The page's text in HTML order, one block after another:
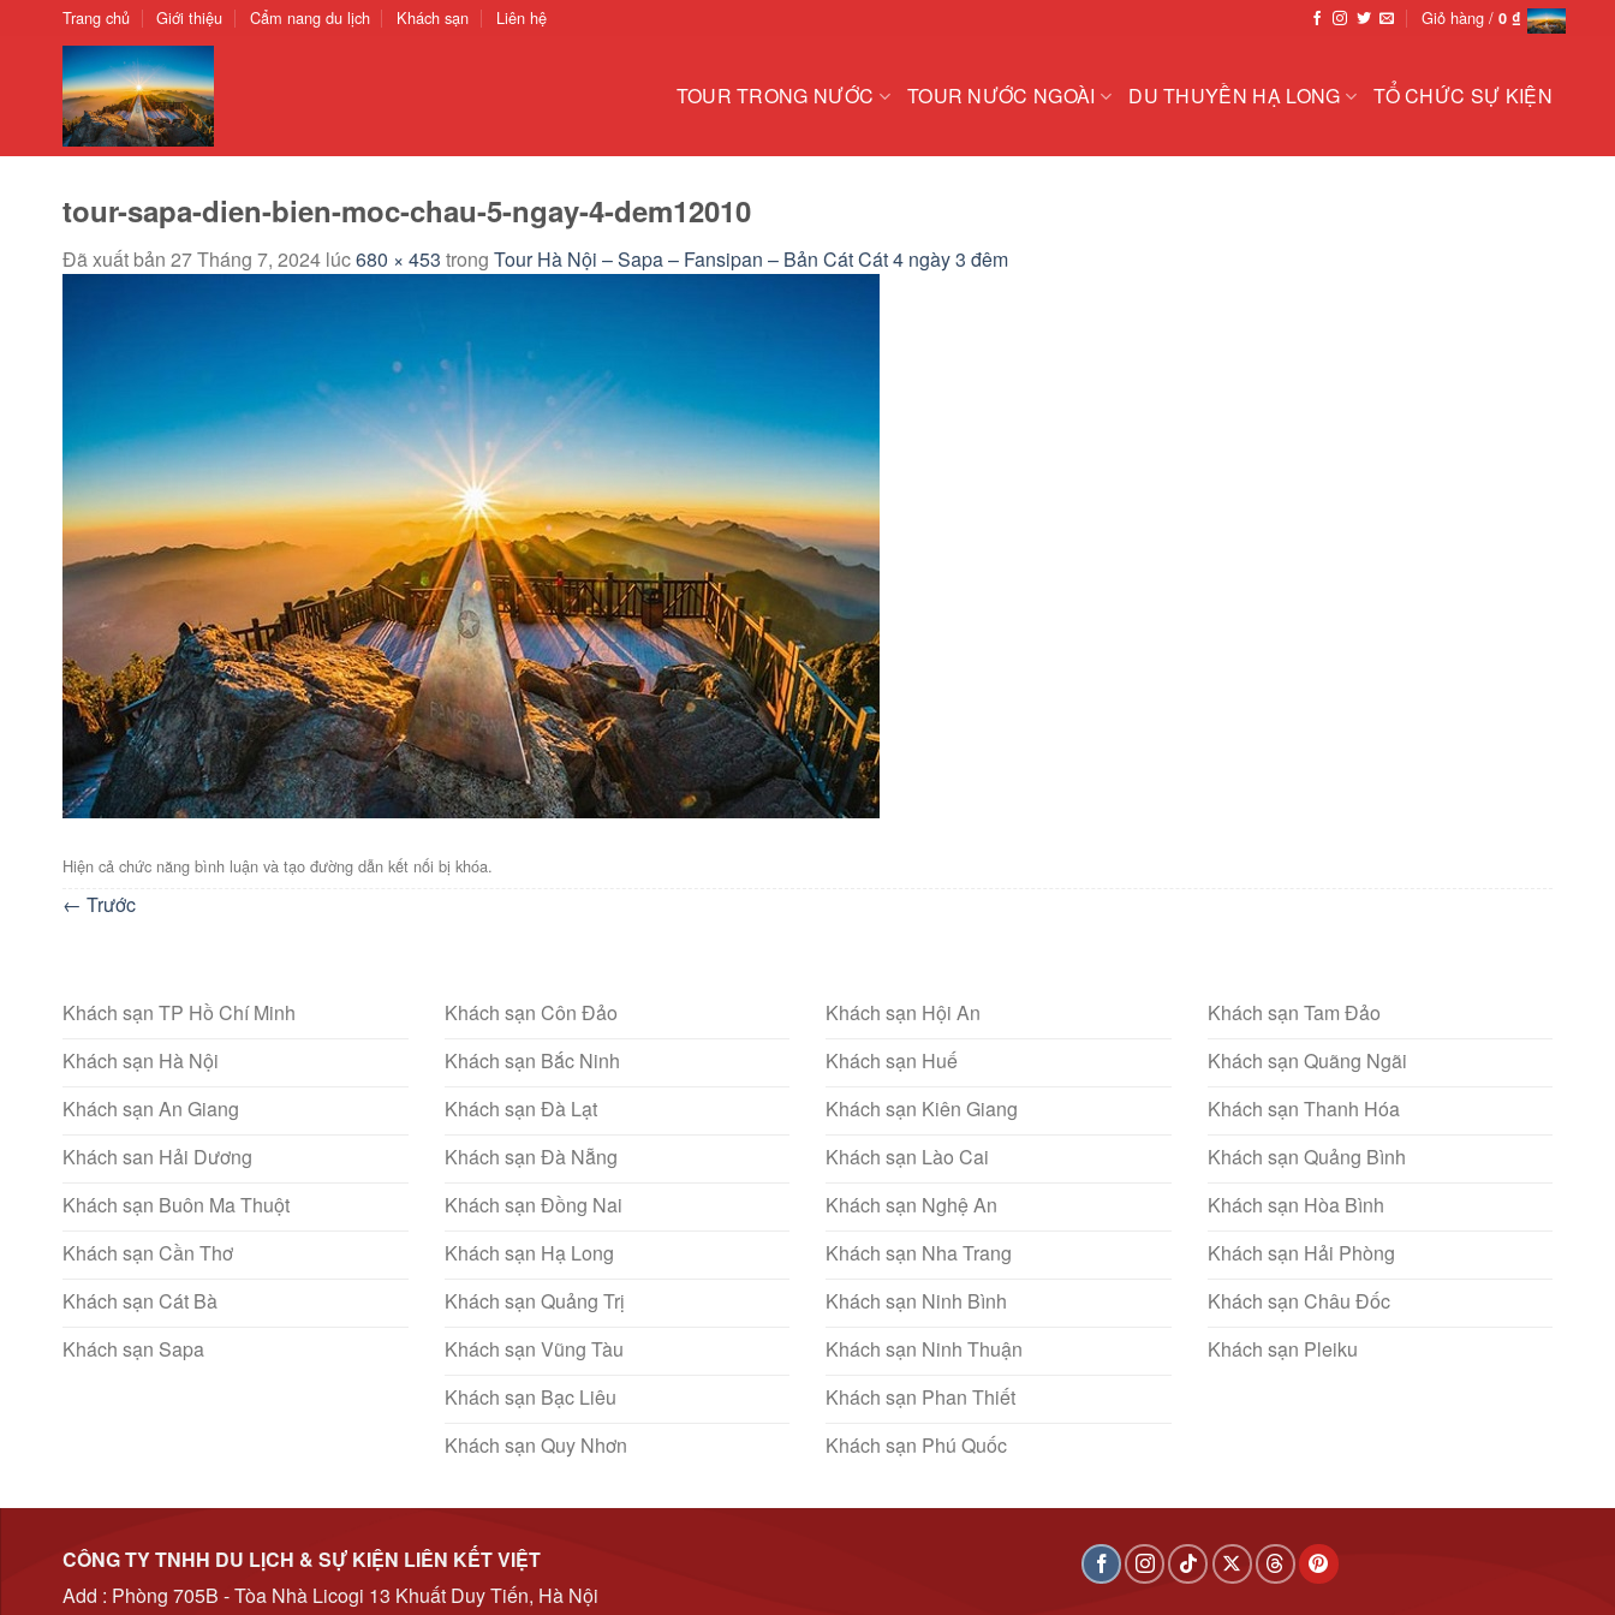
ChuyểnTrang chủ Giới thiệu Cẩm nang du lịch Khách sạn Liên hệ Giỏ hàng / 0 ₫
TOUR TRONG NƯỚC TOUR NƯỚC NGOÀI DU THUYỀN HẠ LONG TỔ CHỨC SỰ KIỆN
tour-sapa-dien-bien-moc-chau-5-ngay-4-dem12010
Đã xuất bản 27 Tháng 7, 2024 lúc680 × 453 trong Tour Hà Nội – Sapa – Fansipan – Bản Cát Cát 4 ngày 3 đêm
Hiện cả chức năng bình luận và tạo đường dẫn kết nối bị khóa.
← Trước
Khách sạn TP Hồ Chí Minh
Khách sạn Hà Nội
Khách sạn An Giang
Khách san Hải Dương
Khách sạn Buôn Ma Thuột
Khách sạn Cần Thơ
Khách sạn Cát Bà
Khách sạn Sapa
Khách sạn Côn Đảo
Khách sạn Bắc Ninh
Khách sạn Đà Lạt
Khách sạn Đà Nẵng
Khách sạn Đồng Nai
Khách sạn Hạ Long
Khách sạn Quảng Trị
Khách sạn Vũng Tàu
Khách sạn Bạc Liêu
Khách sạn Quy Nhơn
Khách sạn Hội An
Khách sạn Huế
Khách sạn Kiên Giang
Khách sạn Lào Cai
Khách sạn Nghệ An
Khách sạn Nha Trang
Khách sạn Ninh Bình
Khách sạn Ninh Thuận
Khách sạn Phan Thiết
Khách sạn Phú Quốc
Khách sạn Tam Đảo
Khách sạn Quãng Ngãi
Khách sạn Thanh Hóa
Khách sạn Quảng Bình
Khách sạn Hòa Bình
Khách sạn Hải Phòng
Khách sạn Châu Đốc
Khách sạn Pleiku
CÔNG TY TNHH DU LỊCH & SỰ KIỆN LIÊN KẾT VIỆT
Add : Phòng 705B - Tòa Nhà Licogi 13 Khuất Duy Tiến, Hà Nội